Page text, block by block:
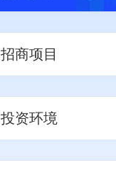
招商项目
投资环境